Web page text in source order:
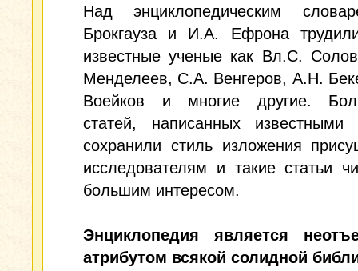
Над энциклопедическим
Брокгауза и И.А. Ефрона
известные ученые как Вл.С.
Менделеев, С.А. Венгеров, А.Н.
Воейков и многие другие.
статей, написанных известными
сохранили стиль изложения
исследователям и такие статьи
большим интересом.
Энциклопедия является
атрибутом всякой солидной